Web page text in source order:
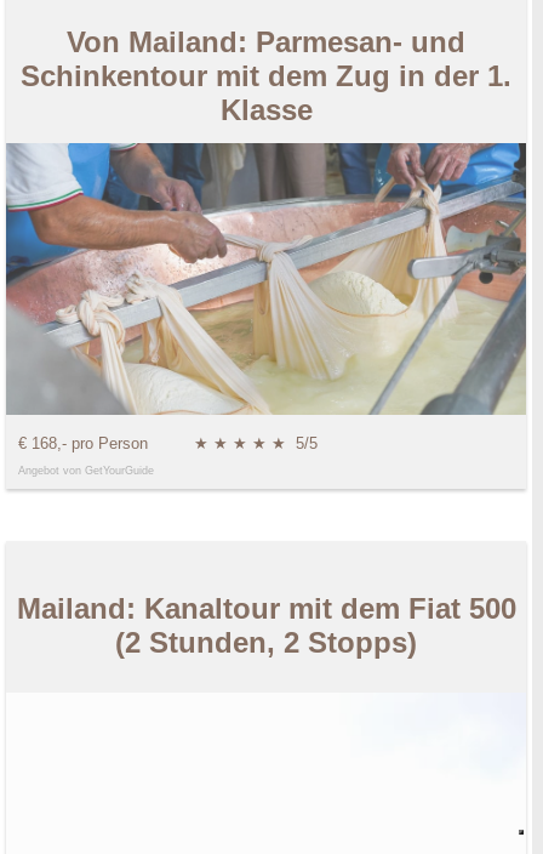
Von Mailand: Parmesan- und
Schinkentour mit dem Zug in der 1.
Klasse
€ 168,- pro Person ★ ★ ★ ★ ★ 5/5
Angebot von GetYourGuide
Mailand: Kanaltour mit dem Fiat 500
(2 Stunden, 2 Stopps)